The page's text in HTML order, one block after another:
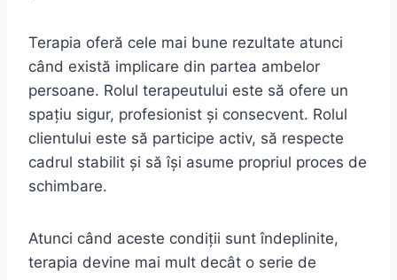
Terapia oferă cele mai bune rezultate atunci
când există implicare din partea ambelor
persoane. Rolul terapeutului este să ofere un
spațiu sigur, profesionist și consecvent. Rolul
clientului este să participe activ, să respecte
cadrul stabilit și să își asume propriul proces de
schimbare.
Atunci când aceste condiții sunt îndeplinite,
terapia devine mai mult decât o serie de